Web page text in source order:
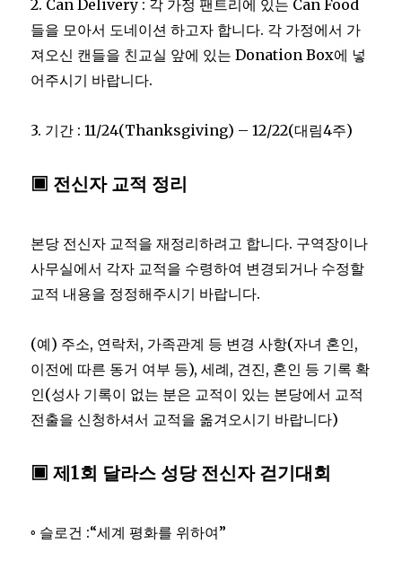
2. Can Delivery : 각 가정 팬트리에 있는 Can Food
들을 모아서 도네이션 하고자 합니다. 각 가정에서 가
져오신 캔들을 친교실 앞에 있는 Donation Box에 넣
어주시기 바랍니다.
3. 기간 : 11/24(Thanksgiving) – 12/22(대림4주)
▣ 전신자 교적 정리
본당 전신자 교적을 재정리하려고 합니다. 구역장이나
사무실에서 각자 교적을 수령하여 변경되거나 수정할
교적 내용을 정정해주시기 바랍니다.
(예) 주소, 연락처, 가족관계 등 변경 사항(자녀 혼인,
이전에 따른 동거 여부 등), 세례, 견진, 혼인 등 기록 확
인(성사 기록이 없는 분은 교적이 있는 본당에서 교적
전출을 신청하셔서 교적을 옮겨오시기 바랍니다)
▣ 제1회 달라스 성당 전신자 걷기대회
◦ 슬로건 :“세계 평화를 위하여”